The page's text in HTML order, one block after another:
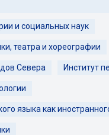
и социальных наук
театра и хореографии
Севера Институт
языка как